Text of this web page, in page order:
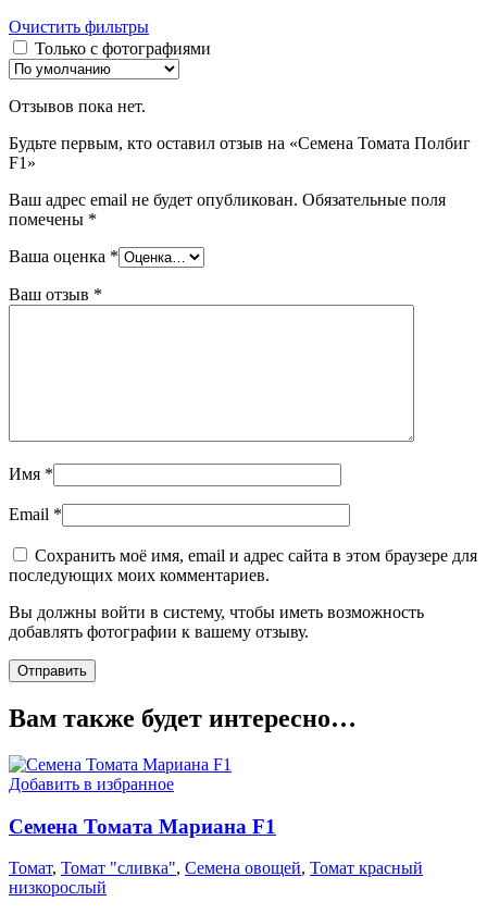
Очистить фильтры
Только с фотографиями
Отзывов пока нет.
Будьте первым, кто оставил отзыв на «Семена Томата Полбиг
F1»
Ваш адрес email не будет опубликован. Обязательные поля
помечены *
Ваша оценка *
Ваш отзыв *
Имя *
Email *
Сохранить моё имя, email и адрес сайта в этом браузере для
последующих моих комментариев.
Вы должны войти в систему, чтобы иметь возможность
добавлять фотографии к вашему отзыву.
Вам также будет интересно…
Добавить в избранное
Семена Томата Мариана F1
Томат, Томат "сливка", Семена овощей, Томат красный
низкорослый